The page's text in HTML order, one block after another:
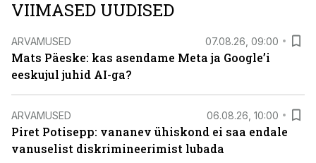
VIIMASED UUDISED
ARVAMUSED 07.08.26, 09:00
Mats Päeske: kas asendame Meta ja Google’i
eeskujul juhid AI-ga?
ARVAMUSED 06.08.26, 10:00
Piret Potisepp: vananev ühiskond ei saa endale
vanuselist diskrimineerimist lubada